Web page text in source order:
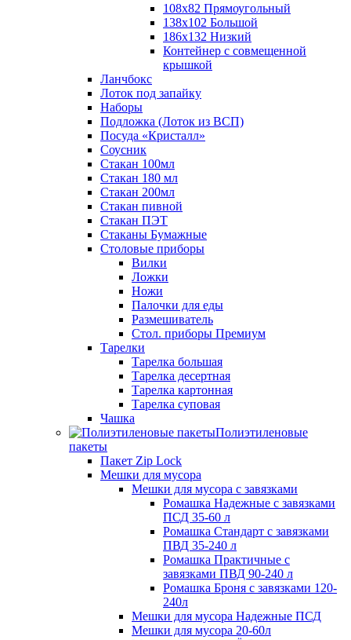
108х82 Прямоугольный
138х102 Большой
186х132 Низкий
Контейнер с совмещенной
крышкой
Ланчбокс
Лоток под запайку
Наборы
Подложка (Лоток из ВСП)
Посуда «Кристалл»
Соусник
Стакан 100мл
Стакан 180 мл
Стакан 200мл
Стакан пивной
Стакан ПЭТ
Стаканы Бумажные
Столовые приборы
Вилки
Ложки
Ножи
Палочки для еды
Размешиватель
Стол. приборы Премиум
Тарелки
Тарелка большая
Тарелка десертная
Тарелка картонная
Тарелка суповая
Чашка
Полиэтиленовые
пакеты
Пакет Zip Lock
Мешки для мусора
Мешки для мусора с завязками
Ромашка Надежные с завязками
ПСД 35-60 л
Ромашка Стандарт с завязками
ПВД 35-240 л
Ромашка Практичные с
завязками ПВД 90-240 л
Ромашка Броня с завязками 120-
240л
Мешки для мусора Надежные ПСД
Мешки для мусора 20-60л